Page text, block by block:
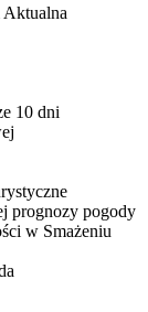
10 dni
prognozy pogody
w Smażeniu